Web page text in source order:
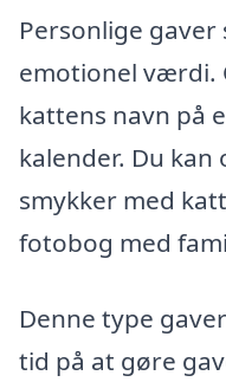
Personlige
emotionel værdi.
kattens navn på
kalender. Du kan
smykker med
fotobog med
Denne type
tid på at gøre